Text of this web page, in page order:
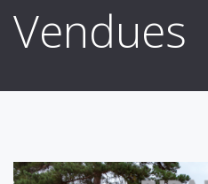
Vendues